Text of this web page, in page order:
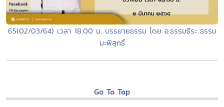
65(02/03/64) เวลา 18.00 น. บรรยายธรรม โดย อ.ธรรมธีระ ธรรม
มะพิสุทธิ์
Go To Top